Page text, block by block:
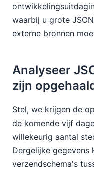
waarbij u grote
externe bronnen
Analyseer
zijn
Stel, we krijgen de
de komende vijf
willekeurig aantal
Dergelijke gegevens
verzendschema's